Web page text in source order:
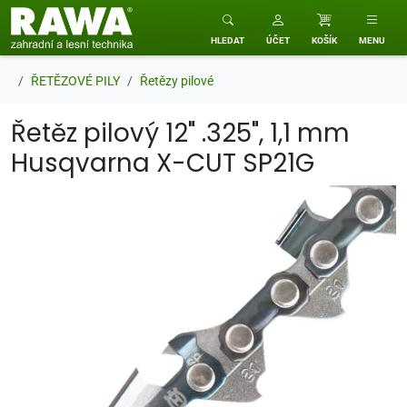
RAWA zahradní a lesní technika
HLEDAT ÚČET KOŠÍK MENU
ŘETĚZOVÉ PILY Řetězy pilové
Řetěz pilový 12" .325", 1,1 mm
Husqvarna X-CUT SP21G